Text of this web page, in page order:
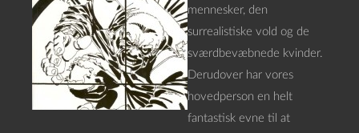
mennesker, den
surrealistiske vold og de
sværdbevæbnede kvinder.
Derudover har vores
hovedperson en helt
fantastisk evne til at